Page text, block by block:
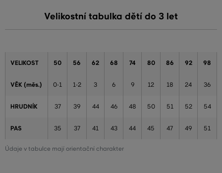
Velikostní tabulka dětí do 3 let
Údaje v tabulce mají orientační charakter
VELIKOST 50 56 62 68 74 80 86 92 98
VĚK (měs.) 0-1 1-2 3 6 9 12 18 24 36
HRUDNÍK 37 39 44 46 48 50 51 52 54
PAS 35 37 41 43 44 45 47 49 51